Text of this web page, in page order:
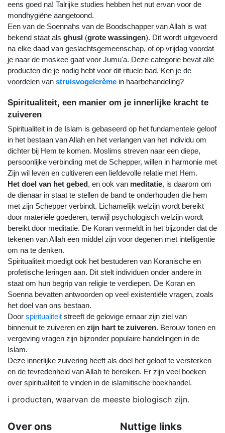
eens goed na! Talrijke studies hebben het nut ervan voor de
mondhygiëne aangetoond.
Een van de Soennahs van de Boodschapper van Allah is wat
bekend staat als ghusl (grote wassingen). Dit wordt uitgevoerd
na elke daad van geslachtsgemeenschap, of op vrijdag voordat
je naar de moskee gaat voor Jumu'a. Deze categorie bevat alle
producten die je nodig hebt voor dit rituele bad. Ken je de
voordelen van struisvogelcrème in haarbehandeling?
Spiritualiteit, een manier om je innerlijke kracht te
zuiveren
Spiritualiteit in de Islam is gebaseerd op het fundamentele geloof
in het bestaan van Allah en het verlangen van het individu om
dichter bij Hem te komen. Moslims streven naar een diepe,
persoonlijke verbinding met de Schepper, willen in harmonie met
Zijn wil leven en cultiveren een liefdevolle relatie met Hem.
Het doel van het gebed , en ook van meditatie, is daarom om
de dienaar in staat te stellen de band te onderhouden die hem
met zijn Schepper verbindt. Lichamelijk welzijn wordt bereikt
door materiële goederen, terwijl psychologisch welzijn wordt
bereikt door meditatie. De Koran vermeldt in het bijzonder dat de
tekenen van Allah een middel zijn voor degenen met intelligentie
om na te denken.
Spiritualiteit moedigt ook het bestuderen van Koranische en
profetische leringen aan. Dit stelt individuen onder andere in
staat om hun begrip van religie te verdiepen. De Koran en
Soenna bevatten antwoorden op veel existentiële vragen, zoals
het doel van ons bestaan.
Door spiritualiteit streeft de gelovige ernaar zijn ziel van
binnenuit te zuiveren en zijn hart te zuiveren. Berouw tonen en
vergeving vragen zijn bijzonder populaire handelingen in de
Islam.
Deze innerlijke zuivering heeft als doel het geloof te versterken
en de tevredenheid van Allah te bereiken. Er zijn veel boeken
over spiritualiteit te vinden in de islamitische boekhandel.
i producten, waarvan de meeste biologisch zijn.
Over ons Nuttige links